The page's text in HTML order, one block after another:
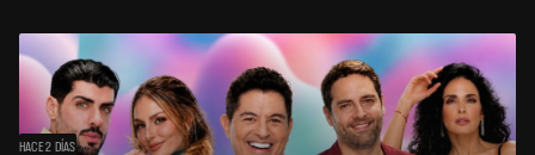
HACE 2 DÍAS